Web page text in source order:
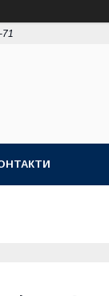
71